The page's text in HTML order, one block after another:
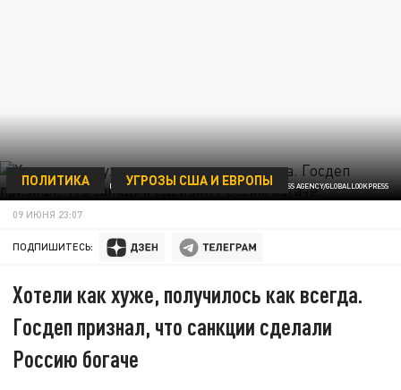
MICHAEL REYNOLDS - POOL VIA CNP/KEYSTONE PRESS AGENCY/GLOBALLOOKPRESS
ПОЛИТИКА УГРОЗЫ США И ЕВРОПЫ
09 ИЮНЯ 23:07
ПОДПИШИТЕСЬ:
Хотели как хуже, получилось как всегда.
Госдеп признал, что санкции сделали
Россию богаче